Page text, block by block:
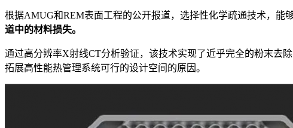
根据AMUG和REM表面工程的公开报道，选择性化学疏通技术，能
道中的材料损失。
通过高分辨率X射线CT分析验证，该技术实现了近乎完全的粉末去
拓展高性能热管理系统可行的设计空间的原因。